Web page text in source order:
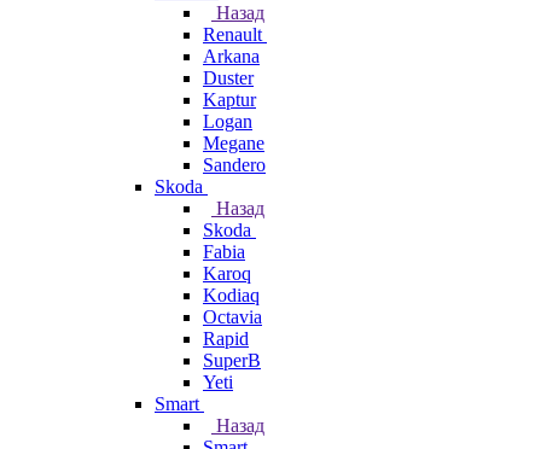
Назад
Renault
Arkana
Duster
Kaptur
Logan
Megane
Sandero
Skoda
Назад
Skoda
Fabia
Karoq
Kodiaq
Octavia
Rapid
SuperB
Yeti
Smart
Назад